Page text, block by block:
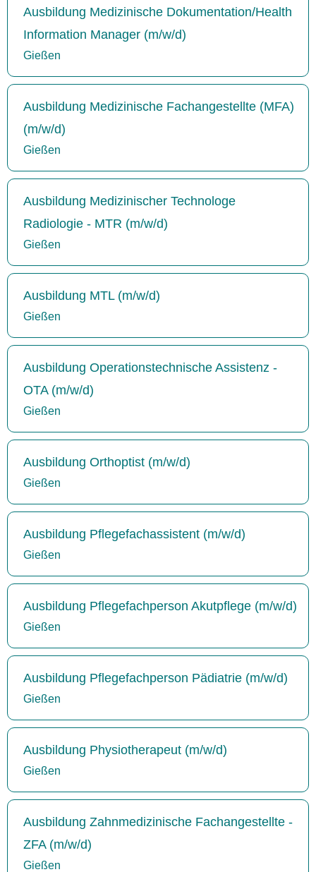
Ausbildung Medizinische Dokumentation/Health
Information Manager (m/w/d)
Gießen
Ausbildung Medizinische Fachangestellte (MFA)
(m/w/d)
Gießen
Ausbildung Medizinischer Technologe
Radiologie - MTR (m/w/d)
Gießen
Ausbildung MTL (m/w/d)
Gießen
Ausbildung Operationstechnische Assistenz -
OTA (m/w/d)
Gießen
Ausbildung Orthoptist (m/w/d)
Gießen
Ausbildung Pflegefachassistent (m/w/d)
Gießen
Ausbildung Pflegefachperson Akutpflege (m/w/d)
Gießen
Ausbildung Pflegefachperson Pädiatrie (m/w/d)
Gießen
Ausbildung Physiotherapeut (m/w/d)
Gießen
Ausbildung Zahnmedizinische Fachangestellte -
ZFA (m/w/d)
Gießen